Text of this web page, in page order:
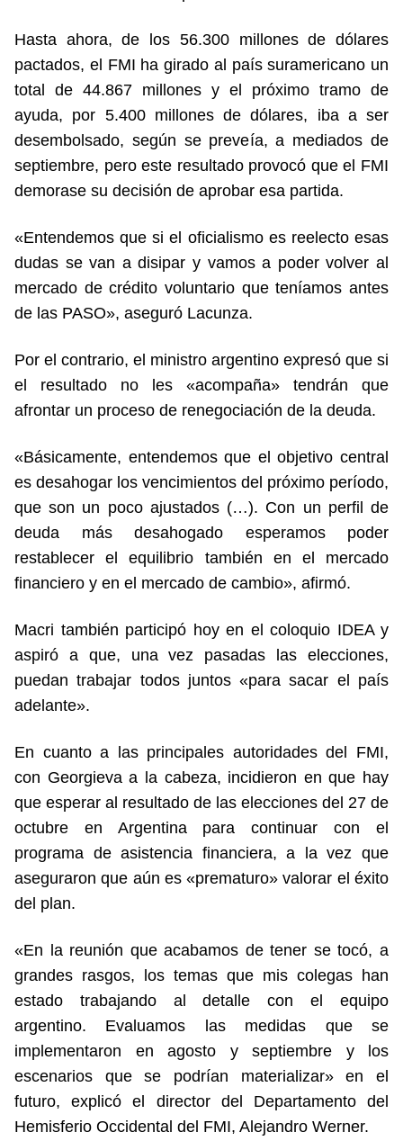
Hasta ahora, de los 56.300 millones de dólares
pactados, el FMI ha girado al país suramericano un
total de 44.867 millones y el próximo tramo de
ayuda, por 5.400 millones de dólares, iba a ser
desembolsado, según se preveía, a mediados de
septiembre, pero este resultado provocó que el FMI
demorase su decisión de aprobar esa partida.
«Entendemos que si el oficialismo es reelecto esas
dudas se van a disipar y vamos a poder volver al
mercado de crédito voluntario que teníamos antes
de las PASO», aseguró Lacunza.
Por el contrario, el ministro argentino expresó que si
el resultado no les «acompaña» tendrán que
afrontar un proceso de renegociación de la deuda.
«Básicamente, entendemos que el objetivo central
es desahogar los vencimientos del próximo período,
que son un poco ajustados (…). Con un perfil de
deuda más desahogado esperamos poder
restablecer el equilibrio también en el mercado
financiero y en el mercado de cambio», afirmó.
Macri también participó hoy en el coloquio IDEA y
aspiró a que, una vez pasadas las elecciones,
puedan trabajar todos juntos «para sacar el país
adelante».
En cuanto a las principales autoridades del FMI,
con Georgieva a la cabeza, incidieron en que hay
que esperar al resultado de las elecciones del 27 de
octubre en Argentina para continuar con el
programa de asistencia financiera, a la vez que
aseguraron que aún es «prematuro» valorar el éxito
del plan.
«En la reunión que acabamos de tener se tocó, a
grandes rasgos, los temas que mis colegas han
estado trabajando al detalle con el equipo
argentino. Evaluamos las medidas que se
implementaron en agosto y septiembre y los
escenarios que se podrían materializar» en el
futuro, explicó el director del Departamento del
Hemisferio Occidental del FMI, Alejandro Werner.